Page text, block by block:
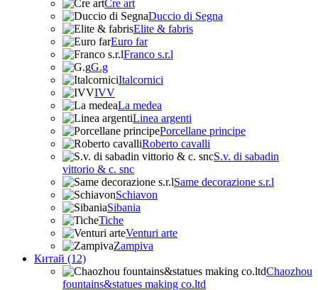
Cre art
Duccio di Segna
Elite & fabris
Euro far
Franco s.r.l
G.g
Italcornici
IVV
La medea
Linea argenti
Porcellane principe
Roberto cavalli
S.v. di sabadin
vittorio & c. snc
Same decorazione s.r.l
Schiavon
Sibania
Tiche
Venturi arte
Zampiva
Китай (12)
Chaozhou
fountains&statues making co.ltd